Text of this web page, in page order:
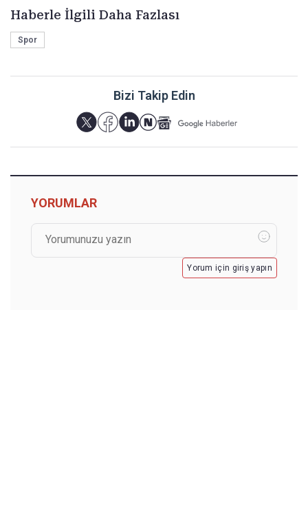
Haberle İlgili Daha Fazlası
Spor
Bizi Takip Edin
YORUMLAR
Yorum için giriş yapın